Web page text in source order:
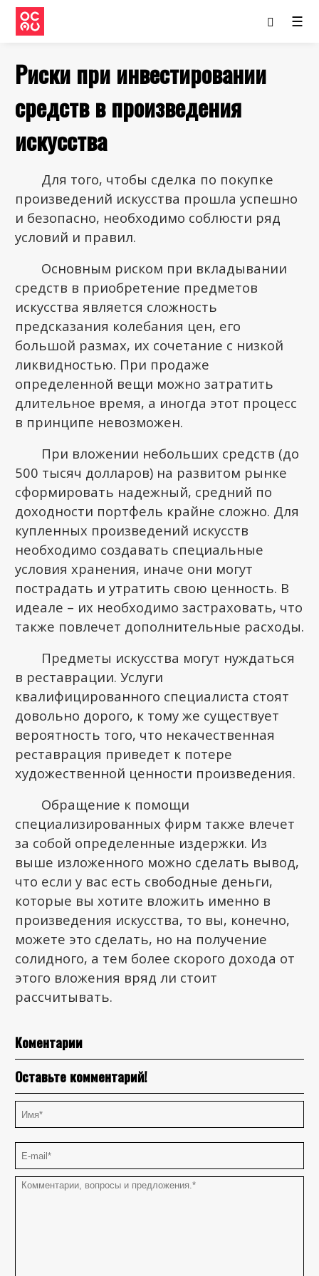
☰
Риски при инвестировании
средств в произведения
искусства
Для того, чтобы сделка по покупке
произведений искусства прошла успешно
и безопасно, необходимо соблюсти ряд
условий и правил.
Основным риском при вкладывании
средств в приобретение предметов
искусства является сложность
предсказания колебания цен, его
большой размах, их сочетание с низкой
ликвидностью. При продаже
определенной вещи можно затратить
длительное время, а иногда этот процесс
в принципе невозможен.
При вложении небольших средств (до
500 тысяч долларов) на развитом рынке
сформировать надежный, средний по
доходности портфель крайне сложно. Для
купленных произведений искусств
необходимо создавать специальные
условия хранения, иначе они могут
пострадать и утратить свою ценность. В
идеале – их необходимо застраховать, что
также повлечет дополнительные расходы.
Предметы искусства могут нуждаться
в реставрации. Услуги
квалифицированного специалиста стоят
довольно дорого, к тому же существует
вероятность того, что некачественная
реставрация приведет к потере
художественной ценности произведения.
Обращение к помощи
специализированных фирм также влечет
за собой определенные издержки. Из
выше изложенного можно сделать вывод,
что если у вас есть свободные деньги,
которые вы хотите вложить именно в
произведения искусства, то вы, конечно,
можете это сделать, но на получение
солидного, а тем более скорого дохода от
этого вложения вряд ли стоит
рассчитывать.
Коментарии
Оставьте комментарий!